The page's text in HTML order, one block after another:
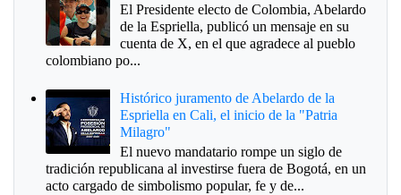
El Presidente electo de Colombia, Abelardo
de la Espriella, publicó un mensaje en su
cuenta de X, en el que agradece al pueblo
colombiano po...
Histórico juramento de Abelardo de la
Espriella en Cali, el inicio de la "Patria
Milagro"
El nuevo mandatario rompe un siglo de
tradición republicana al investirse fuera de Bogotá, en un
acto cargado de simbolismo popular, fe y de...